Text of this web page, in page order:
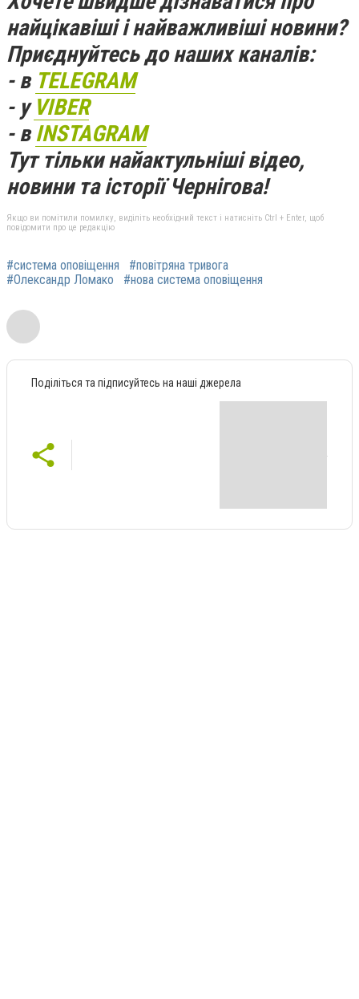
найцікавіші і найважливіші новини?
Приєднуйтесь до наших каналів:
- в TELEGRAM
- у VIBER
- вINSTAGRAM
Тут тільки найактульніші відео,
новини та історії Чернігова!
Якщо ви помітили помилку, виділіть необхідний текст і натисніть Ctrl + Enter, щоб
повідомити про це редакцію
#система оповіщення
#повітряна тривога
#Олександр Ломако
#нова система оповіщення
Поділіться та підписуйтесь на наші джерела